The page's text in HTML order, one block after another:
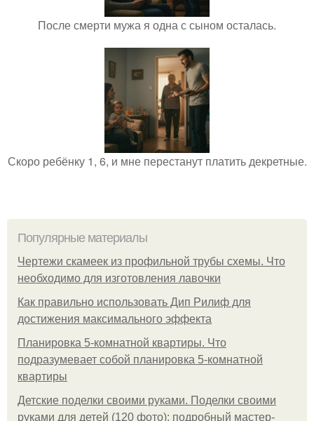
После смерти мужа я одна с сыном осталась.
Скоро ребёнку 1, 6, и мне перестанут платить декретные.
Популярные материалы
Чертежи скамеек из профильной трубы схемы. Что
необходимо для изготовления лавочки
Как правильно использовать Дип Рилиф для
достижения максимального эффекта
Планировка 5-комнатной квартиры. Что
подразумевает собой планировка 5-комнатной
квартиры
Детские поделки своими руками. Поделки своими
руками для детей (120 фото): подробный мастер-